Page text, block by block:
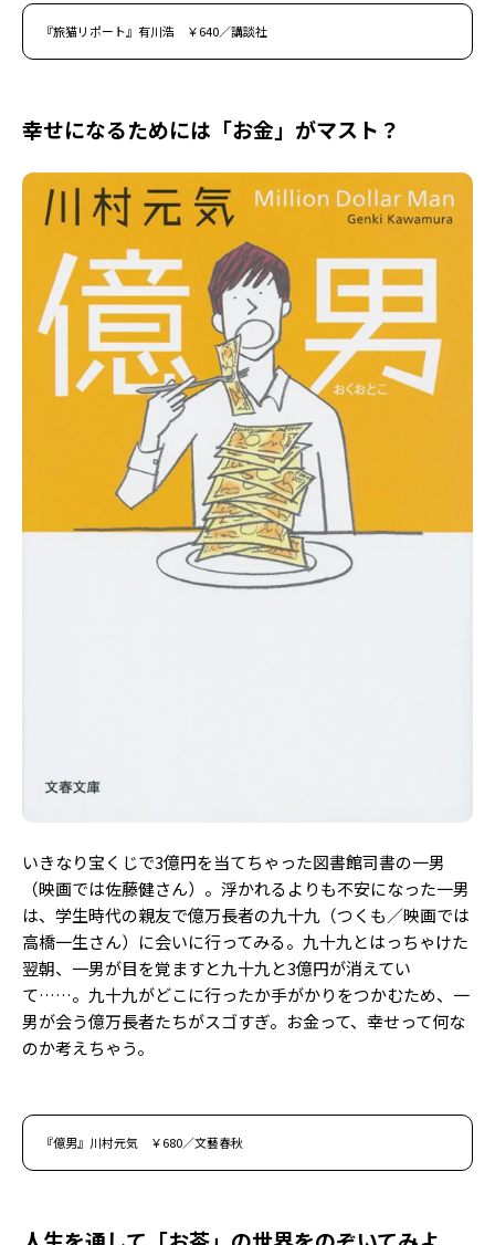
『旅猫リポート』有川浩 ￥640／講談社
幸せになるためには「お金」がマスト？
いきなり宝くじで3億円を当てちゃった図書館司書の一男
（映画では佐藤健さん）。浮かれるよりも不安になった一男
は、学生時代の親友で億万長者の九十九（つくも／映画では
高橋一生さん）に会いに行ってみる。九十九とはっちゃけた
翌朝、一男が目を覚ますと九十九と3億円が消えてい
て……。九十九がどこに行ったか手がかりをつかむため、一
男が会う億万長者たちがスゴすぎ。お金って、幸せって何な
のか考えちゃう。
『億男』川村元気 ￥680／文藝春秋